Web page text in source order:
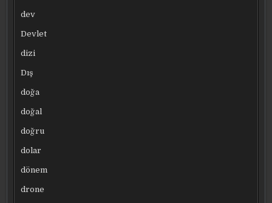
dev
Devlet
dizi
Dış
doğa
doğal
doğru
dolar
dönem
drone